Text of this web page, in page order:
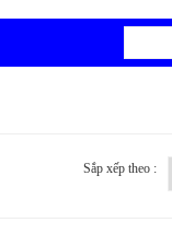
Sắp xếp theo :